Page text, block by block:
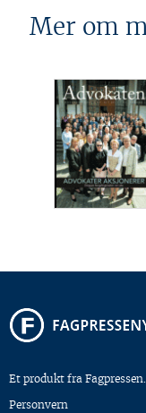
Mer om
Et produkt fra Fagpressen.
Personvern